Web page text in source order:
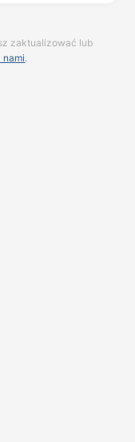
zaktualizować lub
nami.